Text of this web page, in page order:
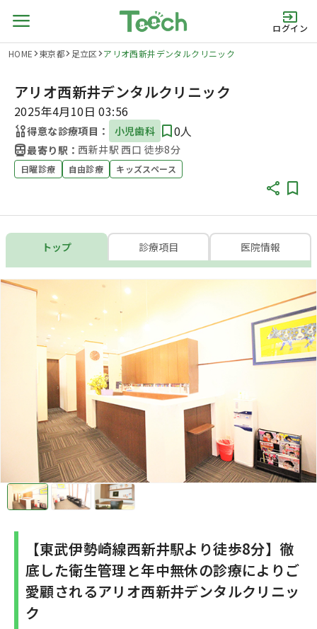
ログイン
HOME 東京都 足立区 アリオ西新井デンタルクリニック
アリオ西新井デンタルクリニック
2025年4月10日 03:56
得意な診療項目： 小児歯科 0人
最寄り駅： 西新井駅 西口 徒歩8分
日曜診療 自由診療 キッズスペース
トップ 診療項目 医院情報
【東武伊勢崎線西新井駅より徒歩8分】徹
底した衛生管理と年中無休の診療によりご
愛顧されるアリオ西新井デンタルクリニッ
ク